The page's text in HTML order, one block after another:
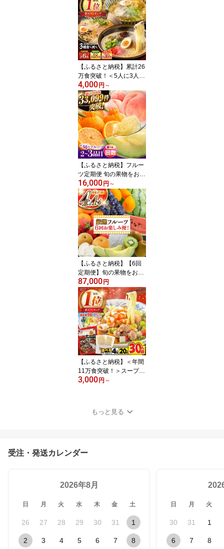
のフルーツセット / フル
ーツ 定期便 ふるーつ定
期便 いちご びわ スイカ
ブドウ メロン 柑橘 フル
ーツ 詰め合わせ / 南島原
市 / 長崎県農産品流通合
同会社 [SCB066]
【ふるさと納税】累計26
万食突破！＜5人に3人が
リピーター＞九州3県の
味 ラーメン / 楽天限定 選
べる内容量 ラーメン ら
ーめん 豚骨 豚骨ラーメ
ン とんこつラーメン あ
ごだし 熊本 食べ比べ 小
分け 簡易包装 訳あり / 南
島原市 / ふるせ [SAQ042]
4,000 円 ～
【ふるさと納税】フルー
ツ定期便 旬の果物をお任
せで2〜3品目お届け 季
節の果物 詰め合わせ 果
物 セット / 3回 6回 12回
定期便 フルーツ 果物 春
フルーツ 夏フルーツ 秋
フルーツ 冬フルーツ / 南
島原市 / 吉岡青果 [SCZ0
14]
16,000 円 ～
【ふるさと納税】【6回
定期便】旬の果物をお任
せで6回お届け ＜みかん
ぶどう びわ すいか 梨 い
ちご メロン キウイ ＞ /
フルーツ ふるーつ 果物
くだもの 詰め合わせ 定
期便 フルーツ定期便 果
物定期便 / 南島原市 / 長
崎県農産品流通合同会社
[SCB010]
87,000 円
【ふるさと納税】＜年間
11万食突破！＞スープ付
長崎ちゃんぽん / 長崎ち
ャンポン 長崎チャンポン
めん スープ スープ付き
こじま製麺 [SAZ005]
3,000 円 ～
もっと見る
受注・発送カレンダー
2026年8月
日 月 火 水 木 金 土
26 27 28 29 30 31 1
2 3 4 5 6 7 8
日 月 火
30 31 1
6 7 8